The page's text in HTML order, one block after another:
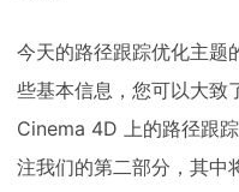
今天的路径跟踪优化主题
些基本信息，您可以大
Cinema 4D 上的路径跟
注我们的第二部分，其中